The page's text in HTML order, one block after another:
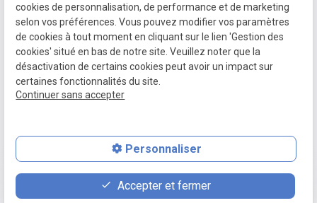
Politique de
confidentialité
Gestion des
Maître MOURMANNE, avocate à Nantes :
compétence, engagement et proximité à
place contact_page phone
cookies de personnalisation, de performance et de marketing
selon vos préférences. Vous pouvez modifier vos paramètres
de cookies à tout moment en cliquant sur le lien 'Gestion des
cookies' situé en bas de notre site. Veuillez noter que la
désactivation de certains cookies peut avoir un impact sur
certaines fonctionnalités du site.
Continuer sans accepter
Personnaliser
Accepter et fermer